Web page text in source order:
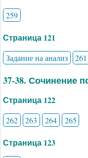
259
Страница 121
Задание на анализ 261
37-38. Сочинение
Страница 122
262 263 264 265
Страница 123